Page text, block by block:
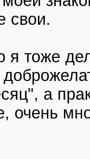
свои.
я тоже
а
очень